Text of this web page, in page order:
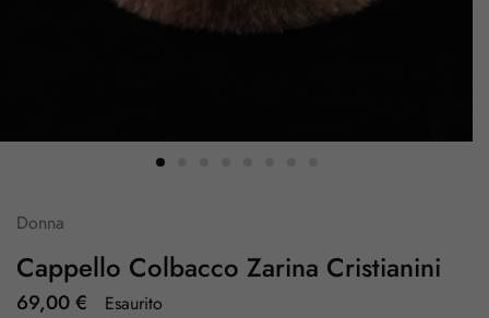
Donna
Cappello Colbacco Zarina Cristianini
69,00€ Esaurito